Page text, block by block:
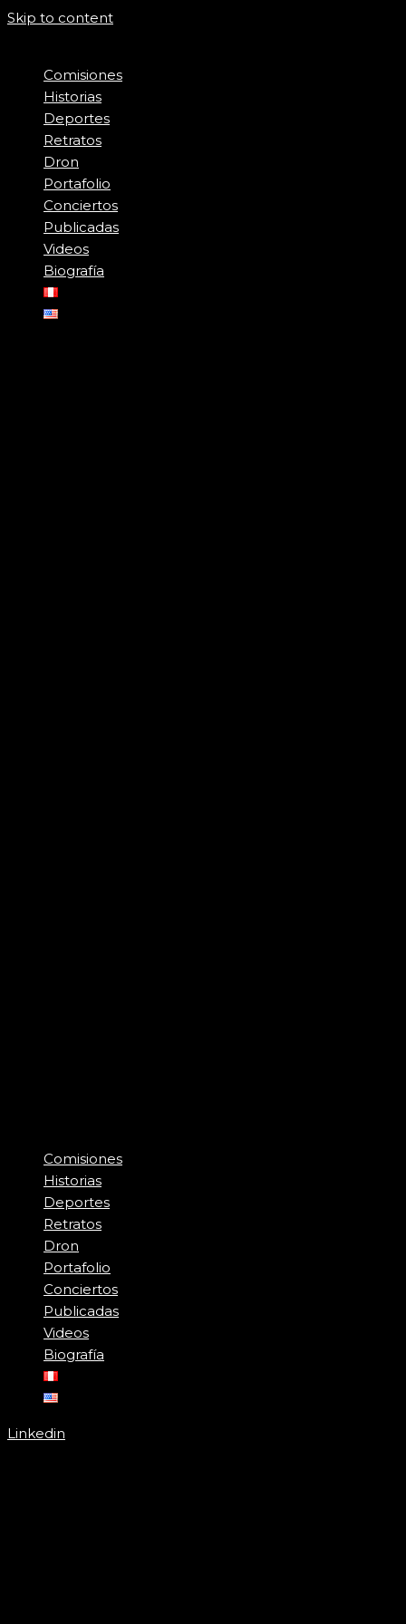
Skip to content
Comisiones
Historias
Deportes
Retratos
Dron
Portafolio
Conciertos
Publicadas
Videos
Biografía
Comisiones
Historias
Deportes
Retratos
Dron
Portafolio
Conciertos
Publicadas
Videos
Biografía
Linkedin